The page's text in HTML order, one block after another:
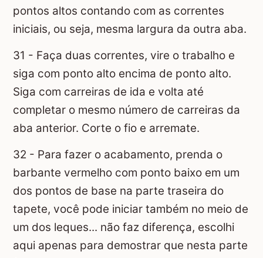
pontos altos contando com as correntes
iniciais, ou seja, mesma largura da outra aba.
31 - Faça duas correntes, vire o trabalho e
siga com ponto alto encima de ponto alto.
Siga com carreiras de ida e volta até
completar o mesmo número de carreiras da
aba anterior. Corte o fio e arremate.
32 - Para fazer o acabamento, prenda o
barbante vermelho com ponto baixo em um
dos pontos de base na parte traseira do
tapete, você pode iniciar também no meio de
um dos leques... não faz diferença, escolhi
aqui apenas para demostrar que nesta parte